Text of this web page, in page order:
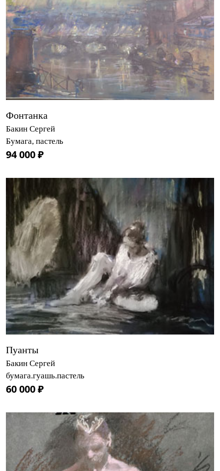
Фонтанка
Бакин Сергей
Бумага, пастель
94 000 ₽
Пуанты
Бакин Сергей
бумага.гуашь.пастель
60 000 ₽